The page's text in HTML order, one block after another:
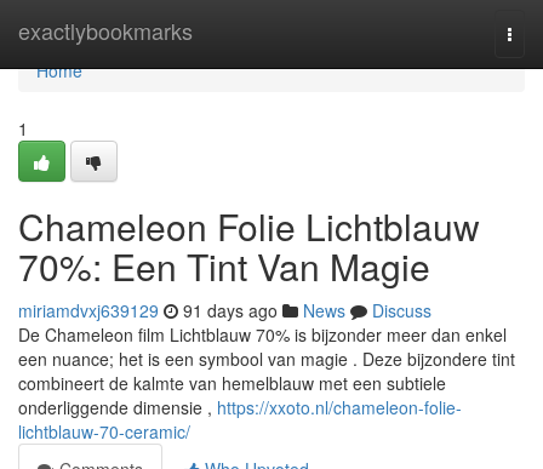
exactlybookmarks
Home
Home
1
Chameleon Folie Lichtblauw
70%: Een Tint Van Magie
miriamdvxj639129 91 days ago News
Discuss
De Chameleon film Lichtblauw 70% is bijzonder meer dan enkel
een nuance; het is een symbool van magie . Deze bijzondere tint
combineert de kalmte van hemelblauw met een subtiele
onderliggende dimensie , https://xxoto.nl/chameleon-folie-
lichtblauw-70-ceramic/